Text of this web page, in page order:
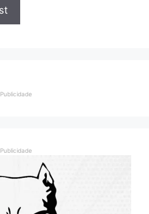
Publicidade
Publicidade